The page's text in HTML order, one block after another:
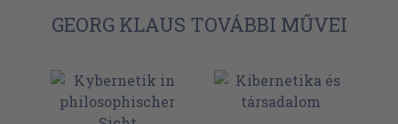
GEORG KLAUS TOVÁBBI MŰVEI